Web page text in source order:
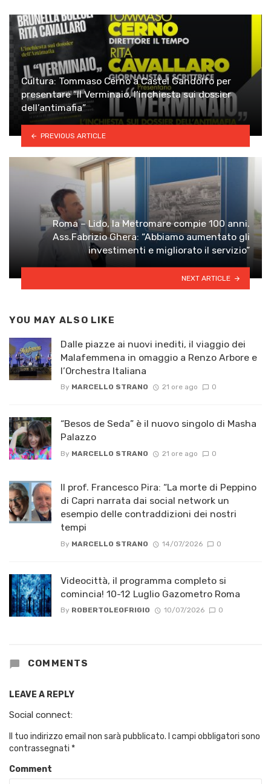
Cultura: Tommaso Cerno a Castel Gandolfo per
presentare “Il Verminaio, l’inchiesta sui dossier
dell’antimafia”
PREVIOUS ARTICLE
Roma – Lido, la Metromare compie 100 anni.
Ass.Fabrizio Ghera: “Abbiamo aumentato gli
investimenti e migliorato il servizio”
NEXT ARTICLE
YOU MAY ALSO LIKE
Dalle piazze ai nuovi inediti, il viaggio dei
Malafemmena in omaggio a Renzo Arbore e
l’Orchestra Italiana ​
By MARCELLO STRANO 21 ore ago 0
“Besos de Seda” è il nuovo singolo di Masha
Palazzo
By MARCELLO STRANO 21 ore ago 0
Il prof. Francesco Pira: “La morte di Peppino
di Capri narrata dai social network un
esempio delle contraddizioni dei nostri
tempi
By MARCELLO STRANO 14/07/2026 0
Videocittà, il programma completo si
comincia! 10-12 Luglio Gazometro Roma
By ROBERTOLEOFRIGIO 10/07/2026 0
COMMENTS
LEAVE A REPLY
Social connect:
Il tuo indirizzo email non sarà pubblicato. I campi obbligatori sono
contrassegnati *
Comment